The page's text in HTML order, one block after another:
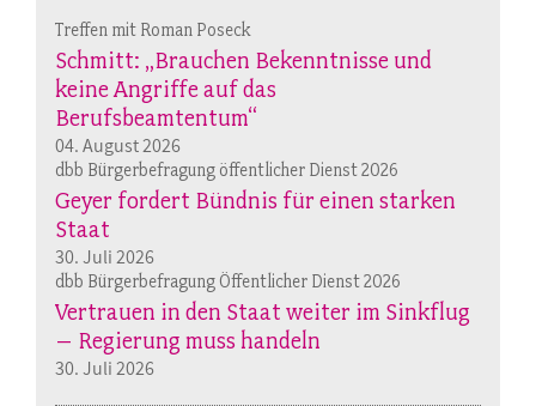
Treffen mit Roman Poseck
Schmitt: „Brauchen Bekenntnisse und
keine Angriffe auf das
Berufsbeamtentum“
04. August 2026
dbb Bürgerbefragung öffentlicher Dienst 2026
Geyer fordert Bündnis für einen starken
Staat
30. Juli 2026
dbb Bürgerbefragung Öffentlicher Dienst 2026
Vertrauen in den Staat weiter im Sinkflug
– Regierung muss handeln
30. Juli 2026